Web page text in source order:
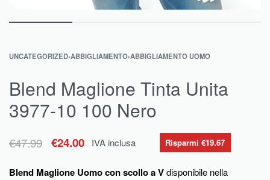
UNCATEGORIZED›ABBIGLIAMENTO›ABBIGLIAMENTO UOMO
Blend Maglione Tinta Unita
3977-10 100 Nero
€47.99 €24.00 IVA inclusa Risparmi €19.67
Blend Maglione Uomo con scollo a Vdisponibile nella